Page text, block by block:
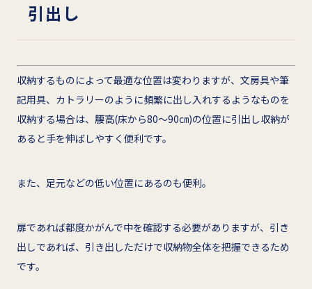
引出し
収納するものによって最適な位置は変わりますが、文房具や筆
記用具、カトラリーのように頻繁に出し入れするようなものを
収納する場合は、腰高(床から80～90㎝)の位置に引出し収納が
あると手を伸ばしやすく便利です。
また、足元などの低い位置にあるのも便利。
扉であれば都度かがんで中を確認する必要がありますが、引き
出しであれば、引き出しただけで収納物全体を把握できるため
です。